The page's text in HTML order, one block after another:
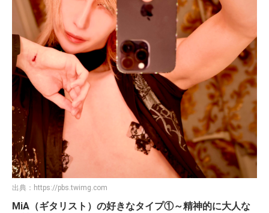
出典： https://pbs.twimg.com
MiA（ギタリスト）の好きなタイプ①～精神的に大人な